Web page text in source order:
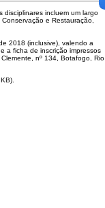
disciplinares incluem um largo
e Restauração,
2018 (inclusive), valendo a
a ficha de inscrição impressos
nº 134, Botafogo, Rio